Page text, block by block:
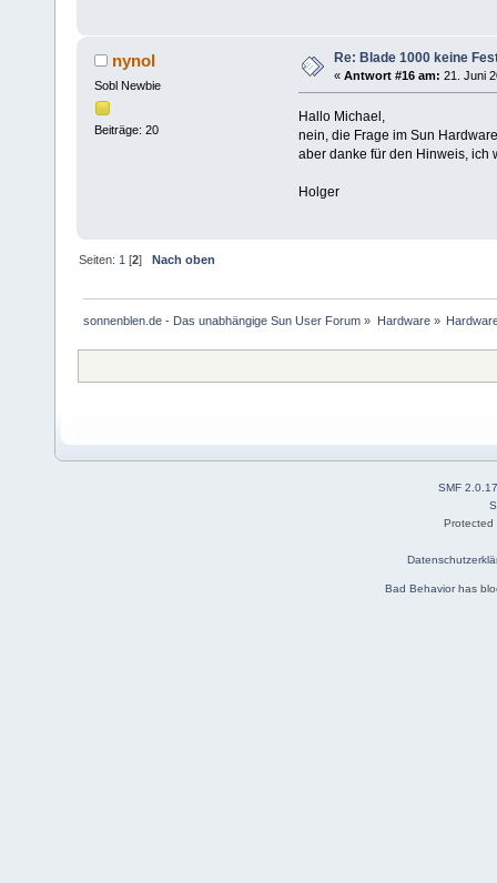
nynol
Sobl Newbie
Beiträge: 20
Re: Blade 1000 keine
« Antwort #16 am: 21. Juni
Hallo Michael,
nein, die Frage im Sun
aber danke für den Hinweis, ich
Holger
Seiten: 1 [2]Nach oben
sonnenblen.de - Das unabhängige Sun User Forum » Hardware»
SMF 2.0.17
Bad Behaviorhas